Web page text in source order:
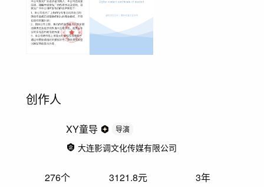
创作人
XY童导 导演
大连影调文化传媒有限公司
276个 3121.8元 3年